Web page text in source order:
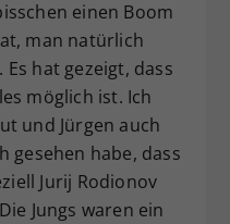
einen Boom
man natürlich
hat gezeigt, dass
möglich ist. Ich
und Jürgen auch
gesehen habe, dass
Jurij Rodionov
Jungs waren ein